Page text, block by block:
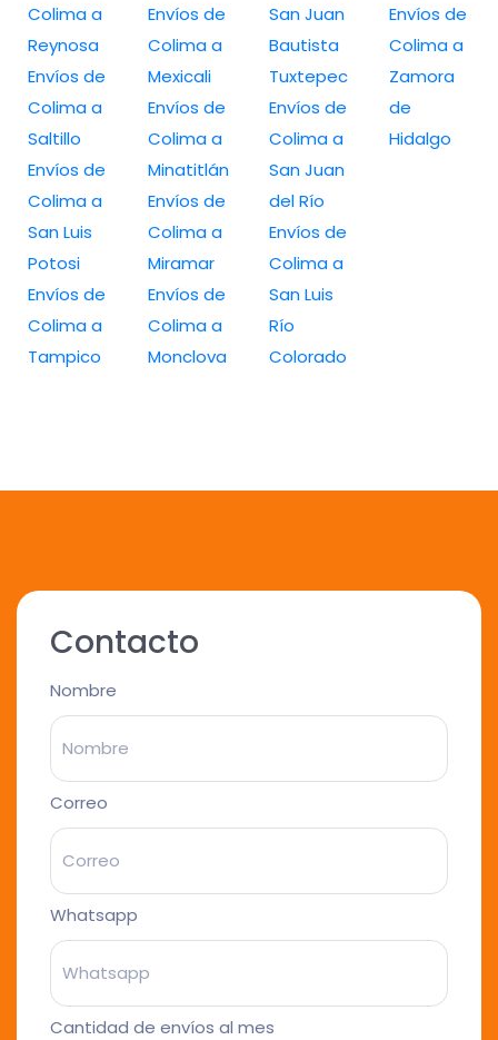
Colima a
Reynosa
Envíos de
Colima a
Saltillo
Envíos de
Colima a
San Luis
Potosi
Envíos de
Colima a
Tampico
Envíos de
Colima a
Mexicali
Envíos de
Colima a
Minatitlán
Envíos de
Colima a
Miramar
Envíos de
Colima a
Monclova
San Juan
Bautista
Tuxtepec
Envíos de
Colima a
San Juan
del Río
Envíos de
Colima a
San Luis
Río
Colorado
Envíos de
Colima a
Zamora
de
Hidalgo
Contacto
Nombre
Correo
Whatsapp
Cantidad de envíos al mes